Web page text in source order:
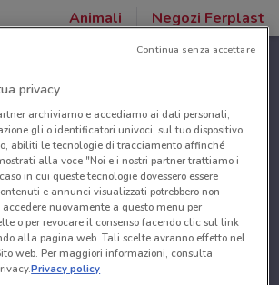
Animali Negozi Ferplast
privacy
archiviamo e accediamo ai dati personali,
gli o identificatori univoci, sul tuo dispositivo.
abiliti le tecnologie di tracciamento affinché
alla voce "Noi e i nostri partner trattiamo i
in cui queste tecnologie dovessero essere
e annunci visualizzati potrebbero non
accedere nuovamente a questo menu per
o per revocare il consenso facendo clic sul link
alla pagina web. Tali scelte avranno effetto nel
web. Per maggiori informazioni, consulta
Privacy policy
Continua senza accettare